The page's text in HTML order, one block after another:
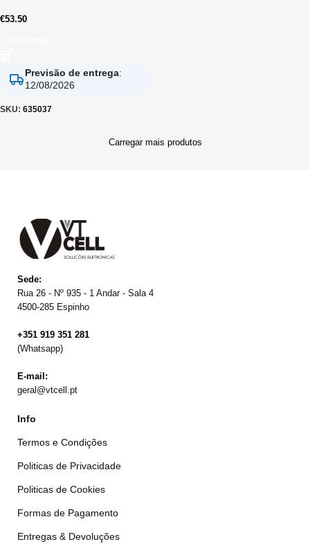
€53.50
Previsão de entrega:
12/08/2026
SKU: 635037
Carregar mais produtos
Sede:
Rua 26 - Nº 935 - 1 Andar - Sala 4
4500-285 Espinho
+351 919 351 281
(Whatsapp)
E-mail:
geral@vtcell.pt
Info
Termos e Condições
Politicas de Privacidade
Politicas de Cookies
Formas de Pagamento
Entregas & Devoluções